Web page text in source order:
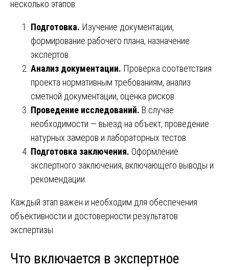
несколько этапов:
Подготовка. Изучение документации,
формирование рабочего плана, назначение
экспертов.
Анализ документации. Проверка соответствия
проекта нормативным требованиям, анализ
сметной документации, оценка рисков.
Проведение исследований. В случае
необходимости — выезд на объект, проведение
натурных замеров и лабораторных тестов.
Подготовка заключения. Оформление
экспертного заключения, включающего выводы и
рекомендации.
Каждый этап важен и необходим для обеспечения
объективности и достоверности результатов
экспертизы.
Что включается в экспертное